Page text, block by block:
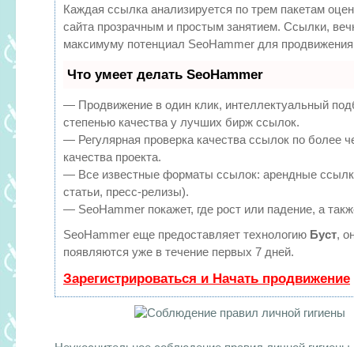
Каждая ссылка анализируется по трем пакетам
сайта прозрачным и простым занятием. Ссылки,
максимуму потенциал SeoHammer для
Что умеет делать SeoHammer
— Продвижение в один клик, интеллектуальный
степенью качества у лучших бирж ссылок.
— Регулярная проверка качества ссылок по более
качества проекта.
— Все известные форматы ссылок: арендные
статьи, пресс-релизы).
— SeoHammer покажет, где рост или падение, а
SeoHammer еще предоставляет технологию Буст,
появляются уже в течение первых 7 дней.
Зарегистрироваться и Начать продвижение